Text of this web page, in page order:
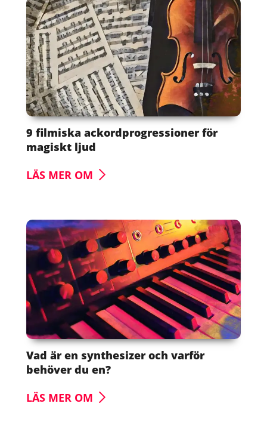
9 filmiska ackordprogressioner för
magiskt ljud
LÄS MER OM
Vad är en synthesizer och varför
behöver du en?
LÄS MER OM